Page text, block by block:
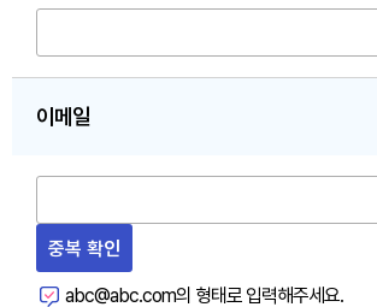
이메일
중복 확인
abc@abc.com의 형태로 입력해주세요.